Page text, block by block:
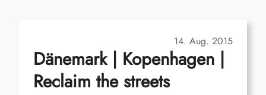
14. Aug. 2015
Dänemark | Kopenhagen |
Reclaim the streets